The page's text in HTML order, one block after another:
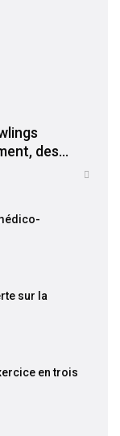
des…
sur la
en trois